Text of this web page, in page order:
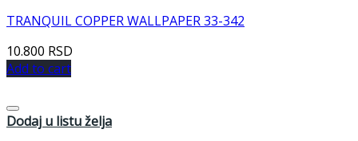
TRANQUIL COPPER WALLPAPER 33-342
10.800 RSD
Add to cart
Dodaj u listu želja